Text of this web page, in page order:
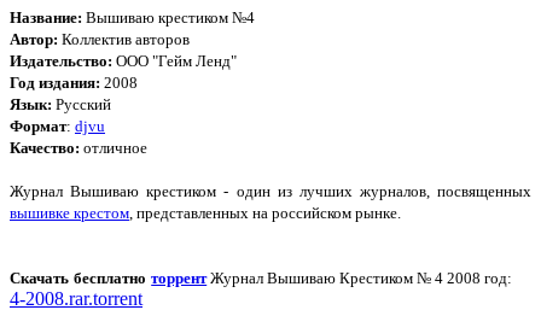
Название: Вышиваю крестиком №4
Автор: Коллектив авторов
Издательство: ООО "Гейм Ленд"
Год издания: 2008
Язык: Русский
Формат: djvu
Качество: отличное
Журнал Вышиваю крестиком - один из лучших журналов, посвященных
вышивке крестом , представленных на российском рынке.
Скачать бесплатноторрентЖурнал Вышиваю Крестиком № 4 2008 год:
4-2008.rar.torrent